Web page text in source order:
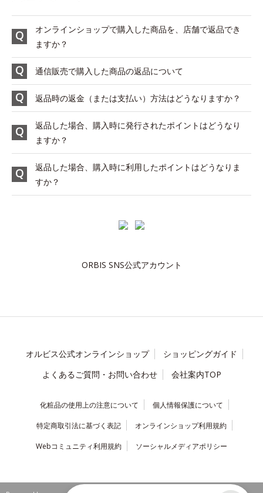
オンラインショップで購入した商品を、店舗で返品でき
ますか？
通信販売で購入した商品の返品について
返品時の返金（または支払い）方法はどうなりますか？
返品した場合、購入時に発行されたポイントはどうなり
ますか？
返品した場合、購入時に利用したポイントはどうなりま
すか？
ORBIS SNS公式アカウント
オルビス公式オンラインショップ
ショッピングガイド
よくあるご質問・お問い合わせ
会社案内TOP
化粧品の使用上の注意について 個人情報保護について
特定商取引法に基づく表記 オンラインショップ利用規約
Webコミュニティ利用規約 ソーシャルメディアポリシー